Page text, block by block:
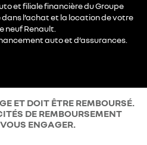
et filiale financière du Groupe
l’achat et la location de votre
neuf Renault.
auto et d’assurances.
ET DOIT ÊTRE REMBOURSÉ.
DE REMBOURSEMENT
ENGAGER.